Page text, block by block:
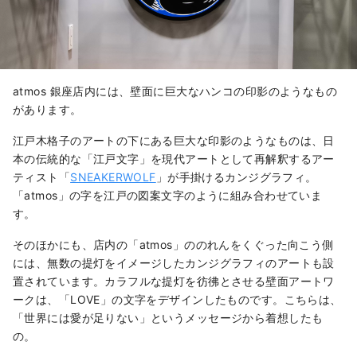
atmos 銀座店内には、壁面に巨大なハンコの印影のようなもの
があります。
江戸木格子のアートの下にある巨大な印影のようなものは、日
本の伝統的な「江戸文字」を現代アートとして再解釈するアー
ティスト「SNEAKERWOLF 」が手掛けるカンジグラフィ。
「atmos」の字を江戸の図案文字のように組み合わせていま
す。
そのほかにも、店内の「atmos」ののれんをくぐった向こう側
には、無数の提灯をイメージしたカンジグラフィのアートも設
置されています。カラフルな提灯を彷彿とさせる壁面アートワ
ークは、「LOVE」の文字をデザインしたものです。こちらは、
「世界には愛が足りない」というメッセージから着想したも
の。